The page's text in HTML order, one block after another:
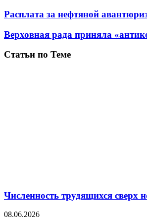
Расплата за нефтяной
Верховная рада приняла
Статьи по Теме
Численность трудящихся сверх
08.06.2026